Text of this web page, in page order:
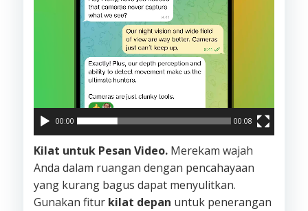
00:00 00:08
Kilat untuk Pesan Video. Merekam wajah
Anda dalam ruangan dengan pencahayaan
yang kurang bagus dapat menyulitkan.
Gunakan fitur kilat depan untuk penerangan